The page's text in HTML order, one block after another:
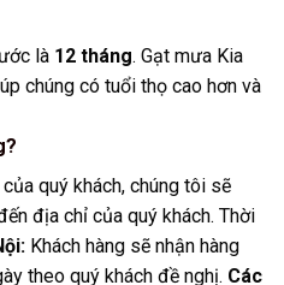
là 12 tháng. Gạt mưa Kia
chúng có tuổi thọ cao hơn và
quý khách, chúng tôi sẽ
địa chỉ của quý khách. Thời
Khách hàng sẽ nhận hàng
theo quý khách đề nghị. Các